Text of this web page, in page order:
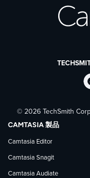
© 2026 TechSmith
CAMTASIA 製品
Camtasia Editor
Camtasia Snagit
Camtasia Audiate